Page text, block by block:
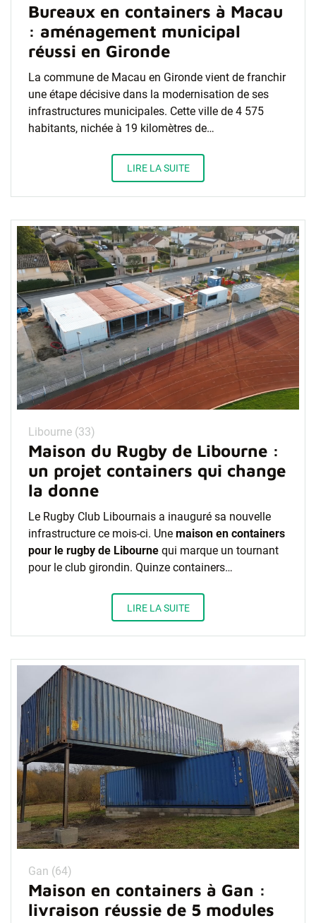
Bureaux en containers à Macau
: aménagement municipal
réussi en Gironde
La commune de Macau en Gironde vient de franchir
une étape décisive dans la modernisation de ses
infrastructures municipales. Cette ville de 4 575
habitants, nichée à 19 kilomètres de…
LIRE LA SUITE
Libourne (33)
Maison du Rugby de Libourne :
un projet containers qui change
la donne
Le Rugby Club Libournais a inauguré sa nouvelle
infrastructure ce mois-ci. Une maison en containers
pour le rugby de Libourne qui marque un tournant
pour le club girondin. Quinze containers…
LIRE LA SUITE
Gan (64)
Maison en containers à Gan :
livraison réussie de 5 modules